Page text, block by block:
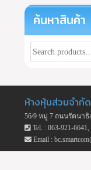
ค้นหาสินค้า
ห้างหุ้นส่วนจำกั
56/9 หมู่ 7 ถนนรัตนา
Tel. : 063-921-
Email :